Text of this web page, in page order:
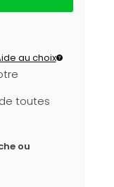
au choix
toutes
ou